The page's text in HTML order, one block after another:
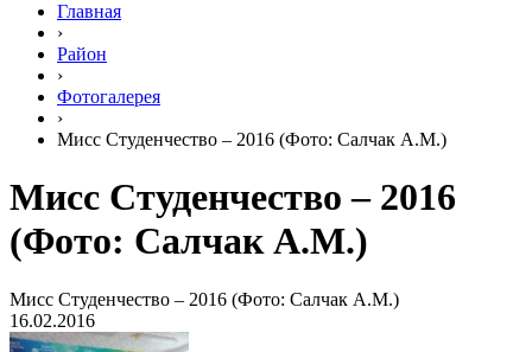
Главная
›
Район
›
Фотогалерея
›
Мисс Студенчество – 2016 (Фото: Салчак А.М.)
Мисс Студенчество – 2016
(Фото: Салчак А.М.)
Мисс Студенчество – 2016 (Фото: Салчак А.М.)
16.02.2016